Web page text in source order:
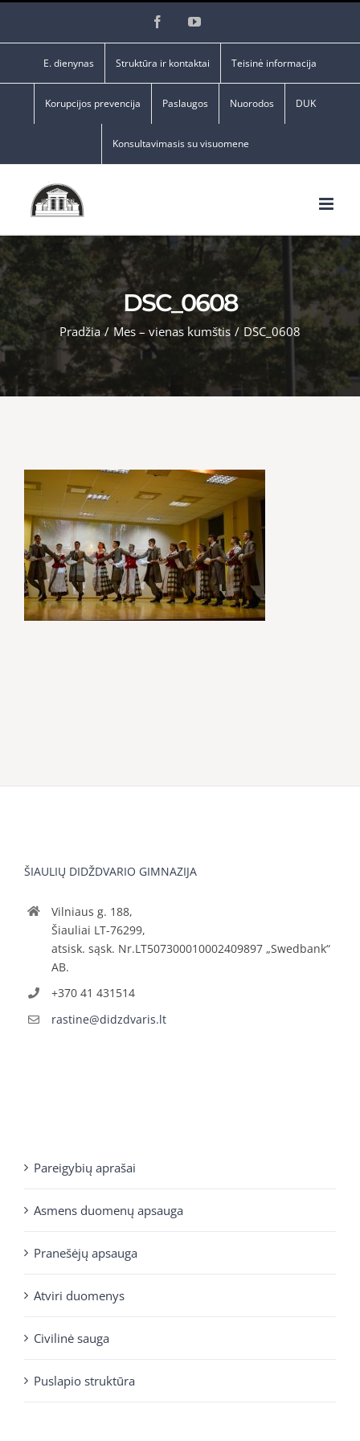
FacebookYouTube
E. dienynas Struktūra ir kontaktai Teisinė informacija
Korupcijos prevencija Paslaugos Nuorodos DUK
Konsultavimasis su visuomene
DSC_0608
Pradžia / Mes – vienas kumštis / DSC_0608
ŠIAULIŲ DIDŽDVARIO GIMNAZIJA
Vilniaus g. 188,
Šiauliai LT-76299,
atsisk. sąsk. Nr.LT507300010002409897 „Swedbank“
AB.
+370 41 431514
rastine@didzdvaris.lt
Pareigybių aprašai
Asmens duomenų apsauga
Pranešėjų apsauga
Atviri duomenys
Civilinė sauga
Puslapio struktūra